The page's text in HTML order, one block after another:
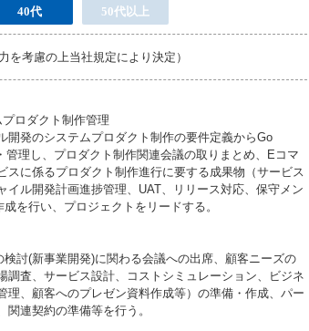
40代 50代以上
を考慮の上当社規定により決定）
ロダクト制作管理
開発のシステムプロダクト制作の要件定義からGo
管理し、プロダクト制作関連会議の取りまとめ、Eコマ
スに係るプロダクト制作進行に要する成果物（サービス
イル開発計画進捗管理、UAT、リリース対応、保守メン
を行い、プロジェクトをリードする。
討(新事業開発)に関わる会議への出席、顧客ニーズの
調査、サービス設計、コストシミュレーション、ビジネ
理、顧客へのプレゼン資料作成等）の準備・作成、パー
関連契約の準備等を行う。